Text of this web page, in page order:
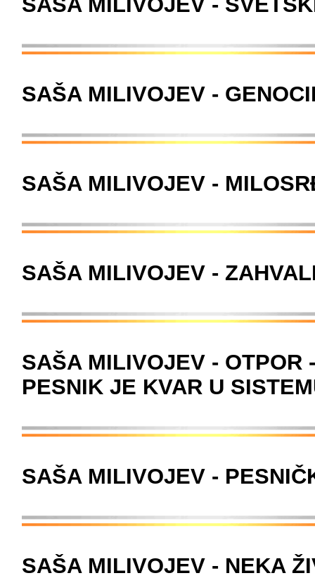
SAŠA MILIVOJEV -
SAŠA MILIVOJEV -
SAŠA MILIVOJEV -
SAŠA MILIVOJEV - OTPOR
PESNIK JE KVAR U
SAŠA MILIVOJEV -
SAŠA MILIVOJEV - NEKA